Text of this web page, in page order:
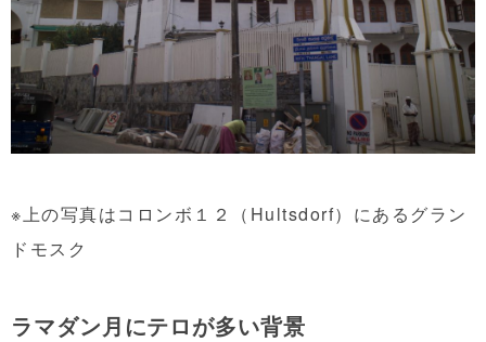
※上の写真はコロンボ１２（Hultsdorf）にあるグラン
ドモスク
ラマダン月にテロが多い背景